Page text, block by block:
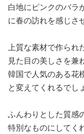
白地にピンクのバラ
に春の訪れを感じさ
上質な素材で作られ
見た目の美しさを兼
韓国で人気のある花
と変えてくれるでし
ふんわりとした質感
特別なものにしてく